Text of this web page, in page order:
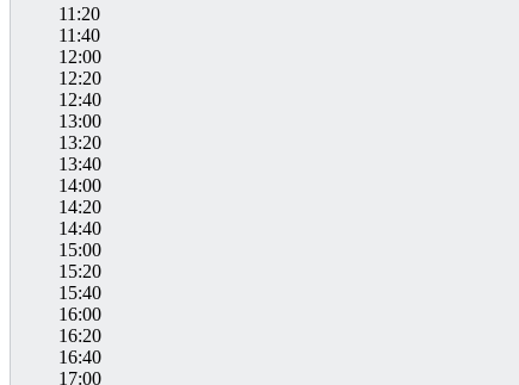
11:20
11:40
12:00
12:20
12:40
13:00
13:20
13:40
14:00
14:20
14:40
15:00
15:20
15:40
16:00
16:20
16:40
17:00